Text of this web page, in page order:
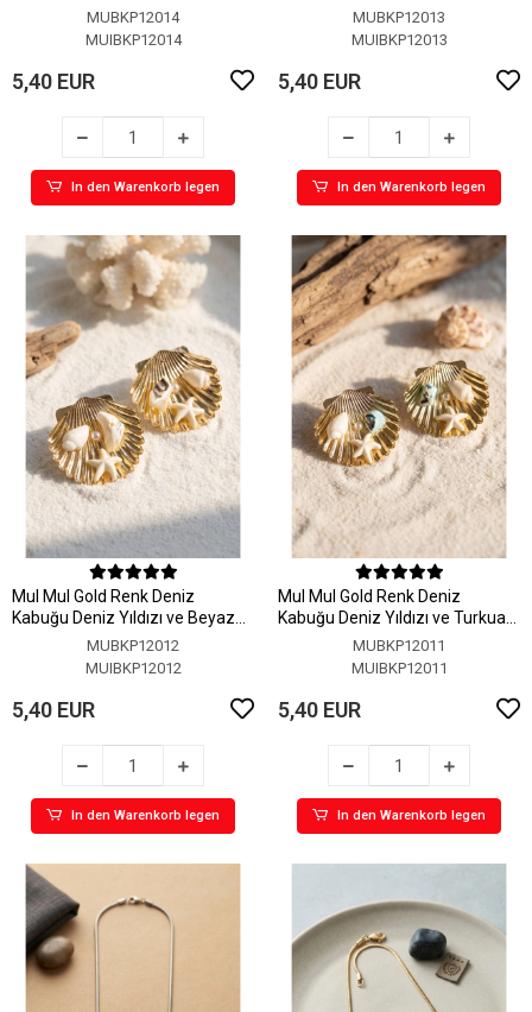
Detaylı KüpeMUBKP12014
MUIBKP12014
5,40 EUR
In den Warenkorb legen
Taş Detaylı Küpe
MUBKP12013
MUIBKP12013
5,40 EUR
In den Warenkorb legen
MuI MuI Gold Renk Deniz
Kabuğu Deniz Yıldızı ve Beyaz
Taş Detaylı KüpeMUBKP12012
MUIBKP12012
5,40 EUR
In den Warenkorb legen
MuI MuI Gold Renk Deniz
Kabuğu Deniz Yıldızı ve Turkuaz
Taş Detaylı Küpe
MUBKP12011
MUIBKP12011
5,40 EUR
In den Warenkorb legen